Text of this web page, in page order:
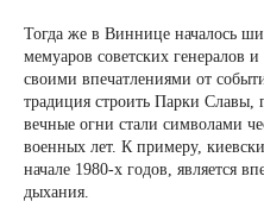
Тогда же в Виннице началось
мемуаров советских генералов
своими впечатлениями от
традиция строить Парки Славы,
вечные огни стали символами
военных лет. К примеру,
начале 1980-х годов, является
дыхания.